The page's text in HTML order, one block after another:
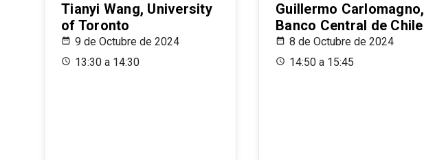
Tianyi Wang, University
of Toronto
9 de Octubre de 2024
13:30 a 14:30
Guillermo Carlomagno,
Banco Central de Chile
8 de Octubre de 2024
14:50 a 15:45